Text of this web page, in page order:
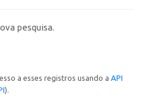
pesquisa.
a esses registros usando a API
).